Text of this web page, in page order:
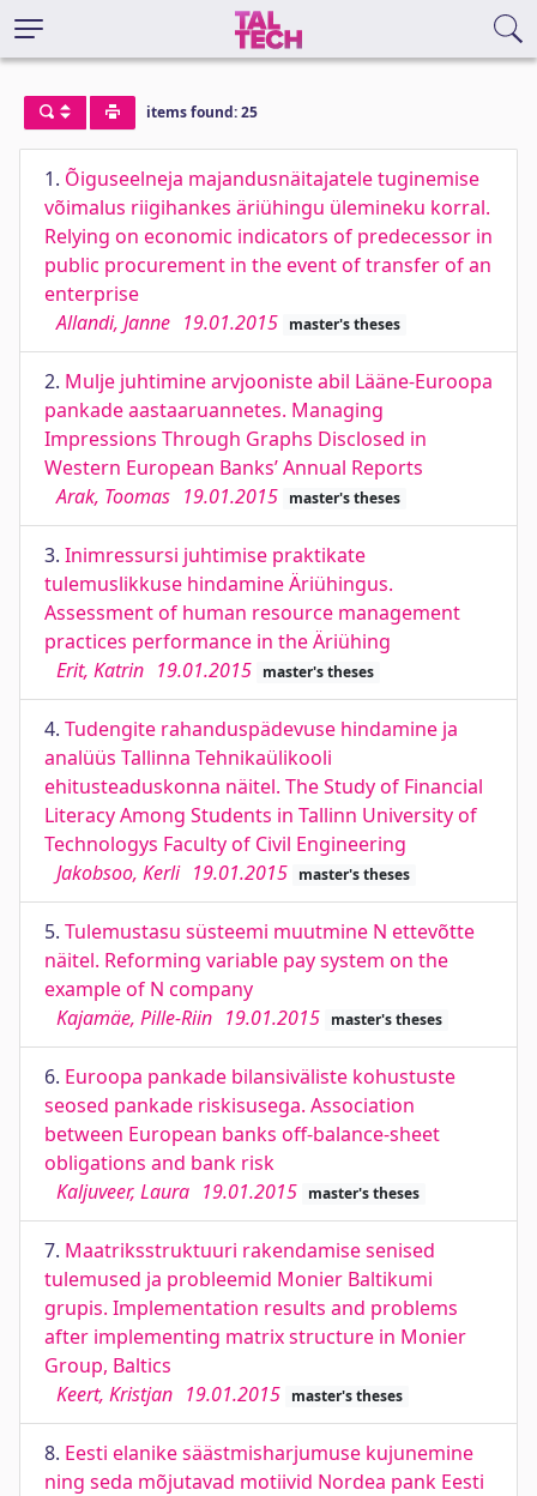
items found: 25
1. Õiguseelneja majandusnäitajatele tuginemise
võimalus riigihankes äriühingu ülemineku korral.
Relying on economic indicators of predecessor in
public procurement in the event of transfer of an
enterprise
Allandi, Janne 19.01.2015 master's theses
2. Mulje juhtimine arvjooniste abil Lääne-Euroopa
pankade aastaaruannetes. Managing
Impressions Through Graphs Disclosed in
Western European Banks’ Annual Reports
Arak, Toomas 19.01.2015 master's theses
3. Inimressursi juhtimise praktikate
tulemuslikkuse hindamine Äriühingus.
Assessment of human resource management
practices performance in the Äriühing
Erit, Katrin 19.01.2015 master's theses
4. Tudengite rahanduspädevuse hindamine ja
analüüs Tallinna Tehnikaülikooli
ehitusteaduskonna näitel. The Study of Financial
Literacy Among Students in Tallinn University of
Technologys Faculty of Civil Engineering
Jakobsoo, Kerli 19.01.2015 master's theses
5. Tulemustasu süsteemi muutmine N ettevõtte
näitel. Reforming variable pay system on the
example of N company
Kajamäe, Pille-Riin 19.01.2015 master's theses
6. Euroopa pankade bilansiväliste kohustuste
seosed pankade riskisusega. Association
between European banks off-balance-sheet
obligations and bank risk
Kaljuveer, Laura 19.01.2015 master's theses
7. Maatriksstruktuuri rakendamise senised
tulemused ja probleemid Monier Baltikumi
grupis. Implementation results and problems
after implementing matrix structure in Monier
Group, Baltics
Keert, Kristjan 19.01.2015 master's theses
8. Eesti elanike säästmisharjumuse kujunemine
ning seda mõjutavad motiivid Nordea pank Eesti